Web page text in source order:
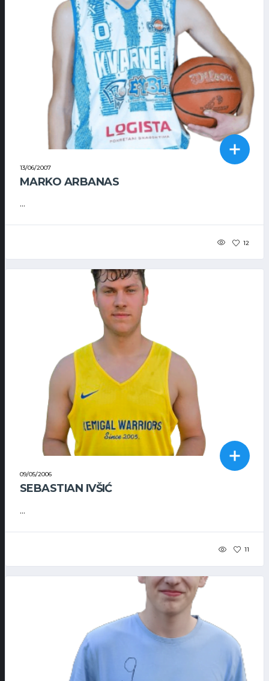
13/06/2007
MARKO ARBANAS
...
12
09/05/2006
SEBASTIAN IVŠIĆ
...
11